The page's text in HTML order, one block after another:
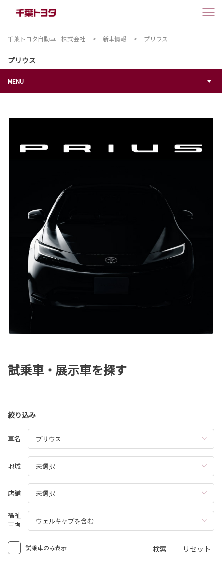
千葉トヨタ自動車 株式会社 新車情報 プリウス
プリウス
MENU
試乗車・展示車を探す
絞り込み
車名
地域
店舗
福祉
車両
試乗車のみ表示 検索 リセット